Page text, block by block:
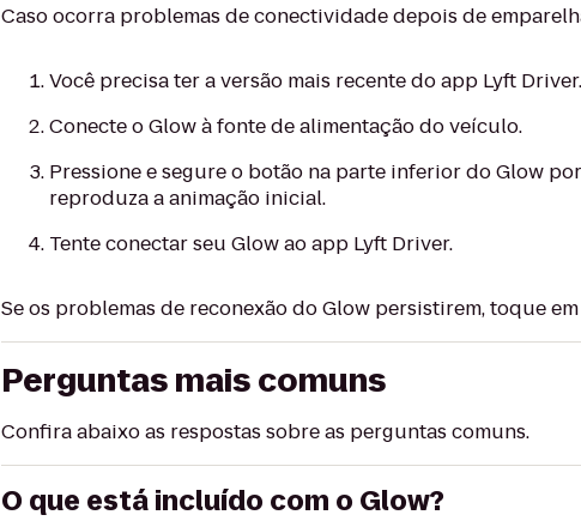
Caso ocorra problemas de conectividade depois de
Você precisa ter a versão mais recente do app Lyft Driver.
Conecte o Glow à fonte de alimentação do veículo.
Pressione e segure o botão na parte inferior do Glow
reproduza a animação inicial.
Tente conectar seu Glow ao app Lyft Driver.
Se os problemas de reconexão do Glow persistirem, toque
Perguntas mais comuns
Confira abaixo as respostas sobre as perguntas comuns.
O que está incluído com o Glow?